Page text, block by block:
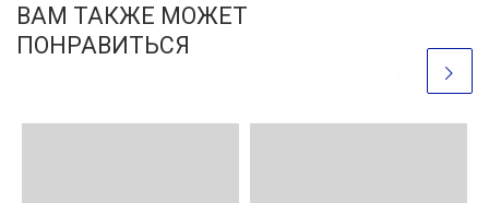
ВАМ ТАКЖЕ МОЖЕТ
ПОНРАВИТЬСЯ